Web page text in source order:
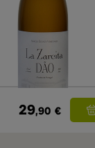
29,90 €